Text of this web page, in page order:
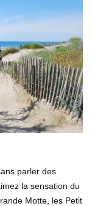
parler des
la sensation du
Motte, les Petit